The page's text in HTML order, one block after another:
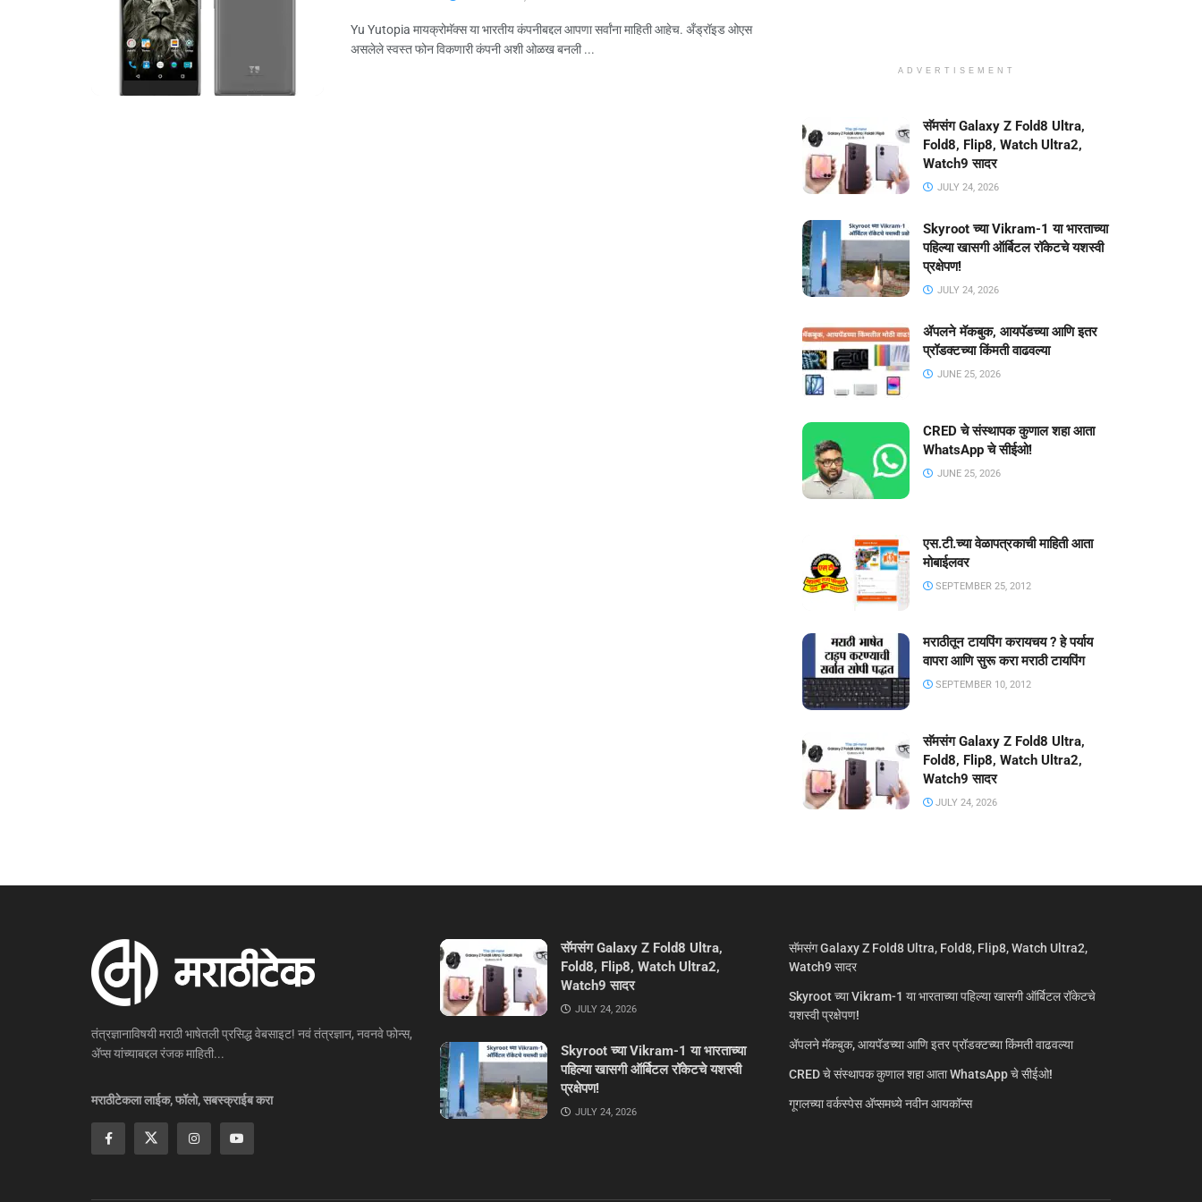
Yu Yutopia मायक्रोमॅक्स या भारतीय कंपनीबद्दल आपणा सर्वांना माहिती आहेच. अँड्रॉइड ओएस
असलेले स्वस्त फोन विकणारी कंपनी अशी ओळख बनली ...
ADVERTISEMENT
सॅमसंग Galaxy Z Fold8 Ultra,
Fold8, Flip8, Watch Ultra2,
Watch9 सादर
JULY 24, 2026
Skyroot च्या Vikram-1 या भारताच्या
पहिल्या खासगी ऑर्बिटल रॉकेटचे यशस्वी
प्रक्षेपण!
JULY 24, 2026
ॲपलने मॅकबुक, आयपॅडच्या आणि इतर
प्रॉडक्टच्या किंमती वाढवल्या
JUNE 25, 2026
CRED चे संस्थापक कुणाल शहा आता
WhatsApp चे सीईओ!
JUNE 25, 2026
एस.टी.च्या वेळापत्रकाची माहिती आता
मोबाईलवर
SEPTEMBER 25, 2012
मराठीतून टायपिंग करायचय ? हे पर्याय
वापरा आणि सुरू करा मराठी टायपिंग
SEPTEMBER 10, 2012
सॅमसंग Galaxy Z Fold8 Ultra,
Fold8, Flip8, Watch Ultra2,
Watch9 सादर
JULY 24, 2026
तंत्रज्ञानाविषयी मराठी भाषेतली प्रसिद्ध वेबसाइट! नवं तंत्रज्ञान, नवनवे फोन्स,
ॲप्स यांच्याबद्दल रंजक माहिती...
मराठीटेकला लाईक, फॉलो, सबस्क्राईब करा
सॅमसंग Galaxy Z Fold8 Ultra,
Fold8, Flip8, Watch Ultra2,
Watch9 सादर
JULY 24, 2026
Skyroot च्या Vikram-1 या भारताच्या
पहिल्या खासगी ऑर्बिटल रॉकेटचे यशस्वी
प्रक्षेपण!
JULY 24, 2026
सॅमसंग Galaxy Z Fold8 Ultra, Fold8, Flip8, Watch Ultra2,
Watch9 सादर
Skyroot च्या Vikram-1 या भारताच्या पहिल्या खासगी ऑर्बिटल रॉकेटचे
यशस्वी प्रक्षेपण!
ॲपलने मॅकबुक, आयपॅडच्या आणि इतर प्रॉडक्टच्या किंमती वाढवल्या
CRED चे संस्थापक कुणाल शहा आता WhatsApp चे सीईओ!
गूगलच्या वर्कस्पेस अ‍ॅप्समध्ये नवीन आयकॉन्स